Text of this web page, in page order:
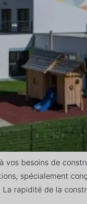
besoins de
spécialement
La rapidité de la